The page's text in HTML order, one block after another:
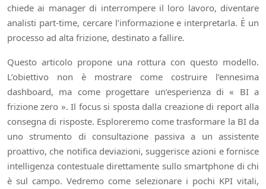
chiede ai manager di interrompere il loro lavoro, diventare
analisti part-time, cercare l’informazione e interpretarla. È un
processo ad alta frizione, destinato a fallire.
Questo articolo propone una rottura con questo modello.
L’obiettivo non è mostrare come costruire l’ennesima
dashboard, ma come progettare un’esperienza di « BI a
frizione zero ». Il focus si sposta dalla creazione di report alla
consegna di risposte. Esploreremo come trasformare la BI da
uno strumento di consultazione passiva a un assistente
proattivo, che notifica deviazioni, suggerisce azioni e fornisce
intelligenza contestuale direttamente sullo smartphone di chi
è sul campo. Vedremo come selezionare i pochi KPI vitali,